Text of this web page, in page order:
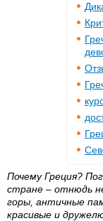
Почему Греция?
стране – отнюдь
горы, античные
красивые и